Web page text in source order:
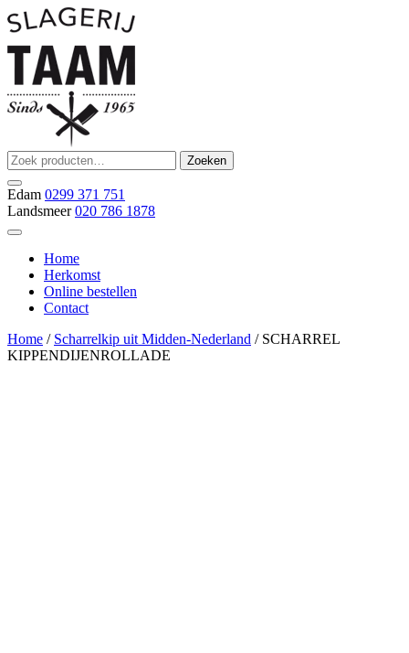
Ga
naar
de
inhoud
Slagerij Taam
slager
Zoeken
naar:
Zoeken
Edam 0299 371 751
Landsmeer 020 786 1878
Home
Herkomst
Online bestellen
Contact
Home / Scharrelkip uit Midden-Nederland / SCHARREL
KIPPENDIJENROLLADE